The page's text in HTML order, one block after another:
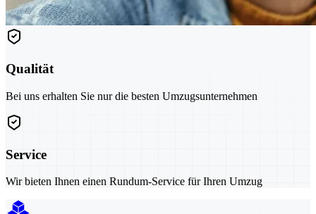
Qualität
Bei uns erhalten Sie nur die besten Umzugsunternehmen
Service
Wir bieten Ihnen einen Rundum-Service für Ihren Umzug